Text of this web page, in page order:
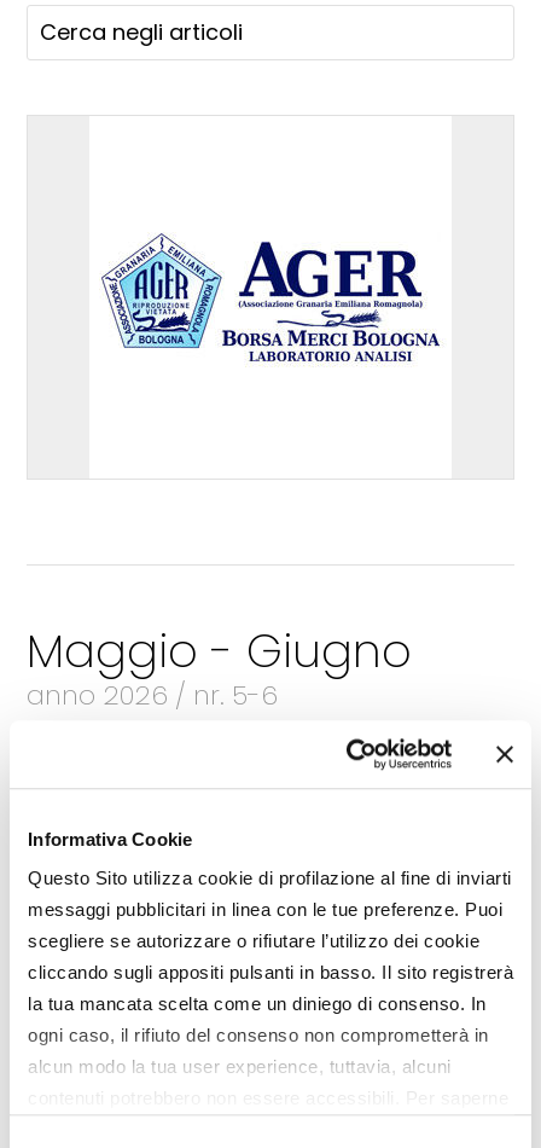
Informativa Cookie
Questo Sito utilizza cookie di profilazione al fine di inviarti
messaggi pubblicitari in linea con le tue preferenze. Puoi
scegliere se autorizzare o rifiutare l’utilizzo dei cookie
cliccando sugli appositi pulsanti in basso. Il sito registrerà
la tua mancata scelta come un diniego di consenso. In
ogni caso, il rifiuto del consenso non comprometterà in
alcun modo la tua user experience, tuttavia, alcuni
contenuti potrebbero non essere accessibili. Per saperne
Maggio - Giugno
anno 2026 / nr. 5-6
Sfoglia la rivista